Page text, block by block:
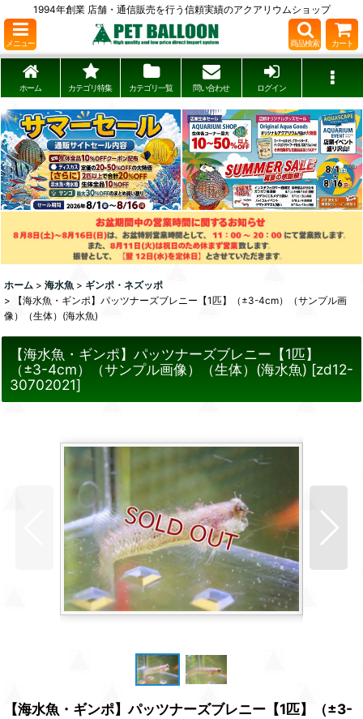
1994年創業 店舗・通信販売を行う信頼実績のアクアリウムショップ
メニュー 商品検索 カート
ホーム カテゴリ特集 カテゴリ一覧 問い合わせ ログイン
ホーム > 海水魚 > ギンポ・ネズッポ
>
【海水魚・ギンポ】パッツナーズブレニー【1匹】（±3-4cm）（サンプル画
像）（生体）(海水魚)
【海水魚・ギンポ】パッツナーズブレニー【1匹】
（±3-4cm）（サンプル画像）（生体）(海水魚) [zd12-
30702021]
【海水魚・ギンポ】パッツナーズブレニー【1匹】（±3-